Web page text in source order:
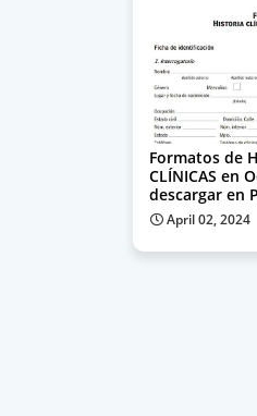
Formatos de
CLÍNICAS en
descargar en
April 02, 2024